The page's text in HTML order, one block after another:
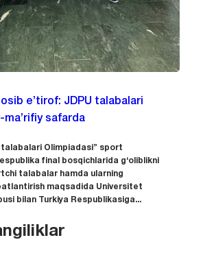
e’tirof: JDPU talabalari
ma’rifiy safarda
talabalari Olimpiadasi” sport
final bosqichlarida g‘oliblikni
talabalar hamda ularning
maqsadida Universitet
bilan Turkiya Respublikasiga...